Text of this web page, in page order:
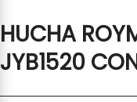
HUCHA
JYB1520